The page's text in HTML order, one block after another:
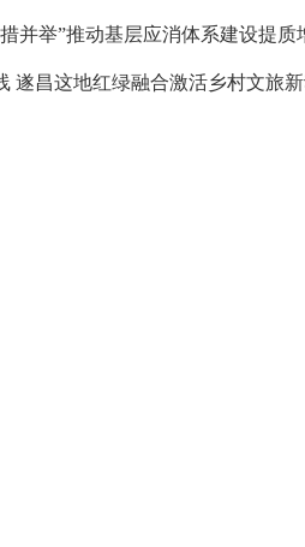
并举”推动基层应消体系建设提质
遂昌这地红绿融合激活乡村文旅